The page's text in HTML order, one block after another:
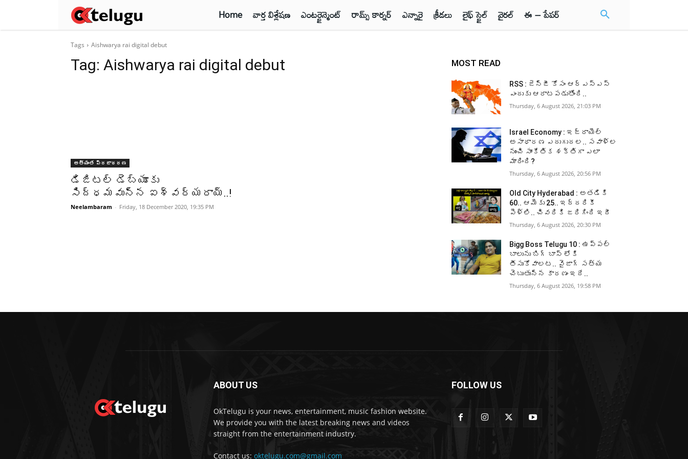
Home వార్త విశ్లేషణ ఎంటర్టైన్మెంట్ రామ్స్ కార్నర్ ఎన్నారై క్రీడలు లైఫ్ స్టైల్ వైరల్ ఈ – పేపర్
Tags Aishwarya rai digital debut
Tag: Aishwarya rai digital debut
అత్యంత ప్రజాదరణ
డిజిటల్ డెబ్యూకు
సిద్ధమవున్న ఐశ్వర్యరాయ్..!
Neelambaram - Friday, 18 December 2020, 19:35 PM
MOST READ
RSS : జెన్‌జీ కోసం ఆర్‌ఎస్‌ఎస్‌
ఎందుకు ఆరాటపడుతోంది..
Thursday, 6 August 2026, 21:03 PM
Israel Economy : ఇజ్రాయెల్‌
అసాధారణ ఎదుగుదల.. సవాళ్ల
నుంచి సాంకేతిక శక్తిగా ఎలా
మారింది?
Thursday, 6 August 2026, 20:56 PM
Old City Hyderabad : అతడికి
60.. ఆమెకు 25.. ఇద్దరికీ
పెళ్లి.. చివరికి జరిగింది ఇదీ
Thursday, 6 August 2026, 20:30 PM
Bigg Boss Telugu 10 : ఉప్పల్
బాలును బిగ్ బాస్ లోకి
తీసుకోవాలట.. వైజాగ్ సత్య
చెబుతున్న కారణం ఇదే..
Thursday, 6 August 2026, 19:58 PM
ABOUT US
OkTelugu is your news, entertainment, music fashion website.
We provide you with the latest breaking news and videos
straight from the entertainment industry.
Contact us: oktelugu.com@gmail.com
FOLLOW US